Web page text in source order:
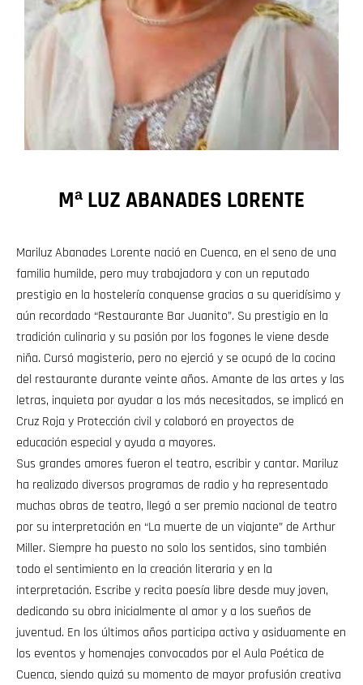
Mª LUZ ABANADES LORENTE
Mariluz Abanades Lorente nació en Cuenca, en el seno de una
familia humilde, pero muy trabajadora y con un reputado
prestigio en la hostelería conquense gracias a su queridísimo y
aún recordado “Restaurante Bar Juanito”. Su prestigio en la
tradición culinaria y su pasión por los fogones le viene desde
niña. Cursó magisterio, pero no ejerció y se ocupó de la cocina
del restaurante durante veinte años. Amante de las artes y las
letras, inquieta por ayudar a los más necesitados, se implicó en
Cruz Roja y Protección civil y colaboró en proyectos de
educación especial y ayuda a mayores.
Sus grandes amores fueron el teatro, escribir y cantar. Mariluz
ha realizado diversos programas de radio y ha representado
muchas obras de teatro, llegó a ser premio nacional de teatro
por su interpretación en “La muerte de un viajante” de Arthur
Miller. Siempre ha puesto no solo los sentidos, sino también
todo el sentimiento en la creación literaria y en la
interpretación. Escribe y recita poesía libre desde muy joven,
dedicando su obra inicialmente al amor y a los sueños de
juventud. En los últimos años participa activa y asiduamente en
los eventos y homenajes convocados por el Aula Poética de
Cuenca, siendo quizá su momento de mayor profusión creativa